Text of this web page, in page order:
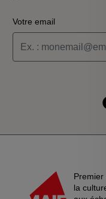
Votre email
Je souhaite recevoir
Premier
la